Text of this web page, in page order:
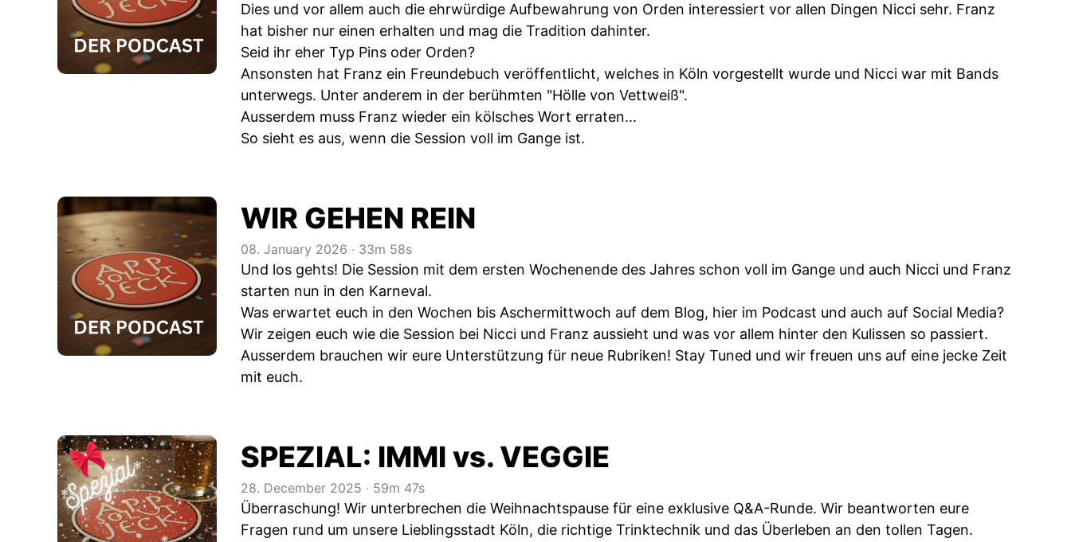
Dies und vor allem auch die ehrwürdige Aufbewahrung von Orden interessiert vor allen Dingen Nicci sehr. Franz
hat bisher nur einen erhalten und mag die Tradition dahinter.
Seid ihr eher Typ Pins oder Orden?
Ansonsten hat Franz ein Freundebuch veröffentlicht, welches in Köln vorgestellt wurde und Nicci war mit Bands
unterwegs. Unter anderem in der berühmten "Hölle von Vettweiß".
Ausserdem muss Franz wieder ein kölsches Wort erraten...
So sieht es aus, wenn die Session voll im Gange ist.
WIR GEHEN REIN
08. January 2026 ‧ 33m 58s
Und los gehts! Die Session mit dem ersten Wochenende des Jahres schon voll im Gange und auch Nicci und Franz
starten nun in den Karneval.
Was erwartet euch in den Wochen bis Aschermittwoch auf dem Blog, hier im Podcast und auch auf Social Media?
Wir zeigen euch wie die Session bei Nicci und Franz aussieht und was vor allem hinter den Kulissen so passiert.
Ausserdem brauchen wir eure Unterstützung für neue Rubriken! Stay Tuned und wir freuen uns auf eine jecke Zeit
mit euch.
SPEZIAL: IMMI vs. VEGGIE
28. December 2025 ‧ 59m 47s
Überraschung! Wir unterbrechen die Weihnachtspause für eine exklusive Q&A-Runde. Wir beantworten eure
Fragen rund um unsere Lieblingsstadt Köln, die richtige Trinktechnik und das Überleben an den tollen Tagen.